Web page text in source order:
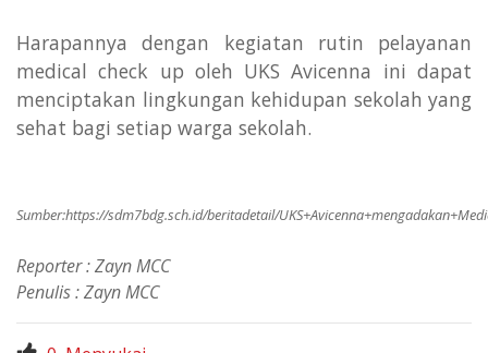
Harapannya dengan kegiatan rutin pelayanan
medical check up oleh UKS Avicenna ini dapat
menciptakan lingkungan kehidupan sekolah yang
sehat bagi setiap warga sekolah.
Sumber:https://sdm7bdg.sch.id/beritadetail/
Reporter : Zayn MCC
Penulis : Zayn MCC